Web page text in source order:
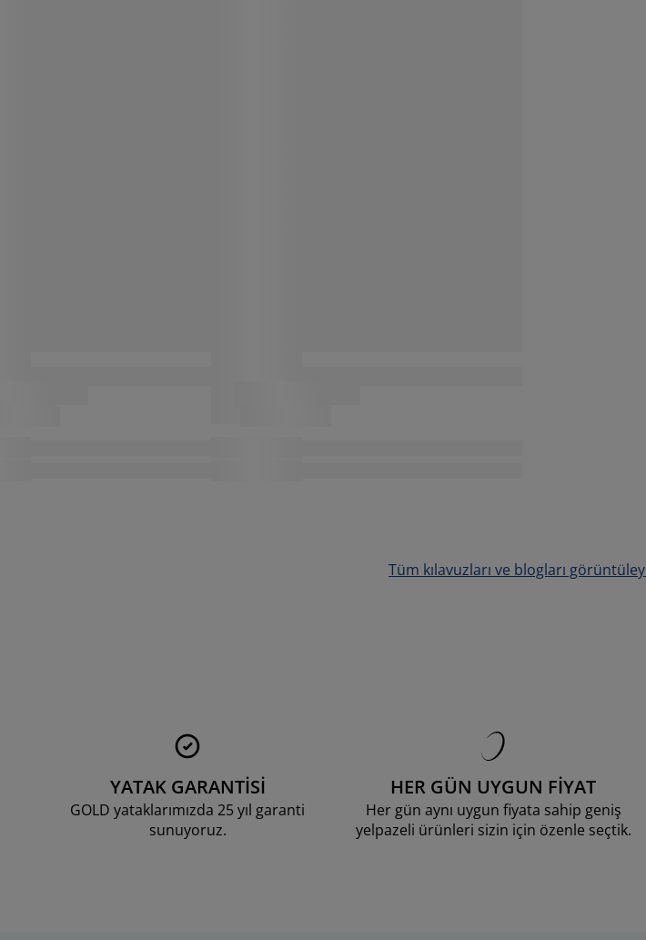
Tüm kılavuzları ve blogları
YATAK GARANTİSİ
GOLD yataklarımızda 25 yıl garanti
sunuyoruz.
HER GÜN UYGUN FİYAT
Her gün aynı uygun fiyata sahip geniş
yelpazeli ürünleri sizin için özenle seçtik.